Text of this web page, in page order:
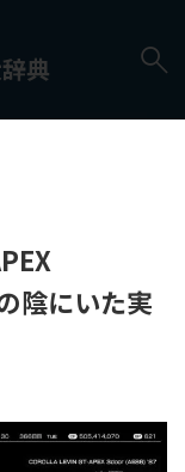
典
陰にいた実